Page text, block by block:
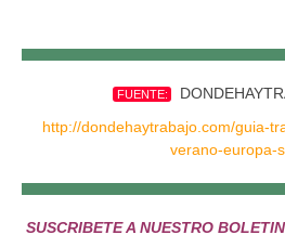
FUENTE:
http://dondehaytrabajo.com/guia-
verano-europa-
SUSCRIBETE A NUESTRO BOLETIN